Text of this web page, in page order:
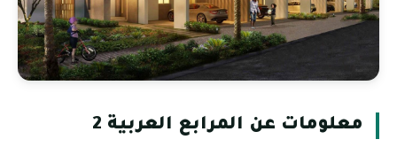
معلومات عن المرابع العربية 2